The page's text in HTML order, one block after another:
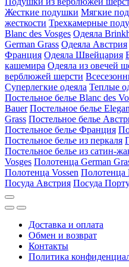
Жесткие подушки Мягкие
жесткости Трехкамерные
Blanc des Vosges Одеяла
German Grass Одеяла Австрия
Франция Одеяла Швейцария
кашемира Одеяла из овечей
верблюжей шерсти
Суперлегкие одеяла Теплые
Постельное белье Blanc des
Bauer Постельное белье
Grass Постельное белье
Постельное белье Франция
Постельное белье из перкаля
Постельное белье из сатин-
Vosges Полотенца German
Полотенца Vossen Полотенца
Посуда Австрия Посуда
Доставка и оплата
Обмен и возврат
Контакты
Политика